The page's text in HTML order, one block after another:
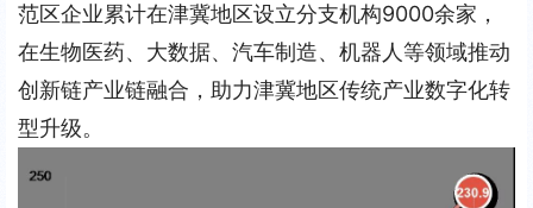
范区企业累计在津冀地区设立分支机构9000余家，
在生物医药、大数据、汽车制造、机器人等领域推动
创新链产业链融合，助力津冀地区传统产业数字化转
型升级。